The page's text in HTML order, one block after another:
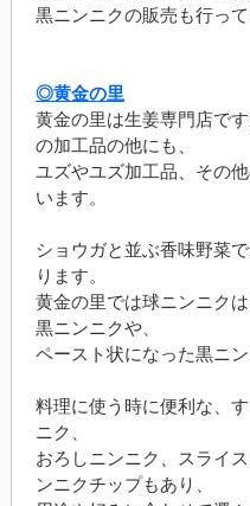
黒ニンニクの販売も行って
◎黄金の里
黄金の里は生姜専門店で
の加工品の他にも、
ユズやユズ加工品、その
います。
ショウガと並ぶ香味野菜
ります。
黄金の里では球ニンニク
黒ニンニクや、
ペースト状になった黒ニン
料理に使う時に便利な、
ニク、
おろしニンニク、スライ
ンニクチップもあり、